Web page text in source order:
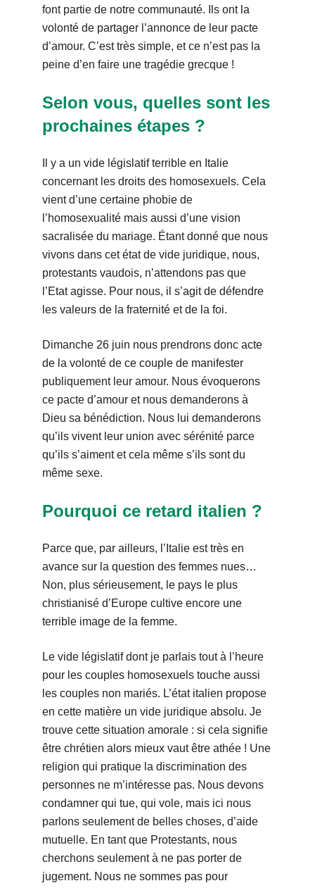
font partie de notre communauté. Ils ont la
volonté de partager l’annonce de leur pacte
d’amour. C’est très simple, et ce n’est pas la
peine d’en faire une tragédie grecque !
Selon vous, quelles sont les
prochaines étapes ?
Il y a un vide législatif terrible en Italie
concernant les droits des homosexuels. Cela
vient d’une certaine phobie de
l’homosexualité mais aussi d’une vision
sacralisée du mariage. Étant donné que nous
vivons dans cet état de vide juridique, nous,
protestants vaudois, n’attendons pas que
l’Etat agisse. Pour nous, il s’agit de défendre
les valeurs de la fraternité et de la foi.
Dimanche 26 juin nous prendrons donc acte
de la volonté de ce couple de manifester
publiquement leur amour. Nous évoquerons
ce pacte d’amour et nous demanderons à
Dieu sa bénédiction. Nous lui demanderons
qu’ils vivent leur union avec sérénité parce
qu’ils s’aiment et cela même s’ils sont du
même sexe.
Pourquoi ce retard italien ?
Parce que, par ailleurs, l’Italie est très en
avance sur la question des femmes nues…
Non, plus sérieusement, le pays le plus
christianisé d’Europe cultive encore une
terrible image de la femme.
Le vide législatif dont je parlais tout à l’heure
pour les couples homosexuels touche aussi
les couples non mariés. L’état italien propose
en cette matière un vide juridique absolu. Je
trouve cette situation amorale : si cela signifie
être chrétien alors mieux vaut être athée ! Une
religion qui pratique la discrimination des
personnes ne m’intéresse pas. Nous devons
condamner qui tue, qui vole, mais ici nous
parlons seulement de belles choses, d’aide
mutuelle. En tant que Protestants, nous
cherchons seulement à ne pas porter de
jugement. Nous ne sommes pas pour